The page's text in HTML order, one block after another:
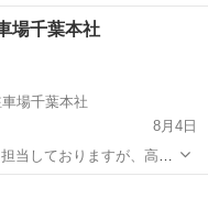
営業所が東日本営業部に
ト）を募集いたします。
務 パート
駐車場千葉本社
場千葉本社
8月4日
当しておりますが、高齢
と存じます。 内容としま
フトへの入力作業等で